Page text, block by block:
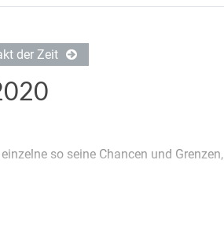
der Zeit
so seine Chancen und Grenzen,